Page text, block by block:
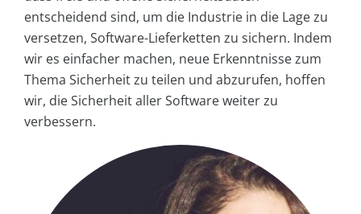
entscheidend sind, um die Industrie in die Lage zu
versetzen, Software-Lieferketten zu sichern. Indem
wir es einfacher machen, neue Erkenntnisse zum
Thema Sicherheit zu teilen und abzurufen, hoffen
wir, die Sicherheit aller Software weiter zu
verbessern.